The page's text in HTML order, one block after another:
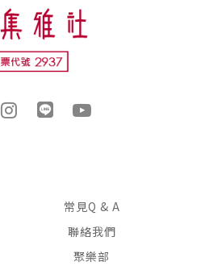
常見Q & A
聯絡我們
聚樂部